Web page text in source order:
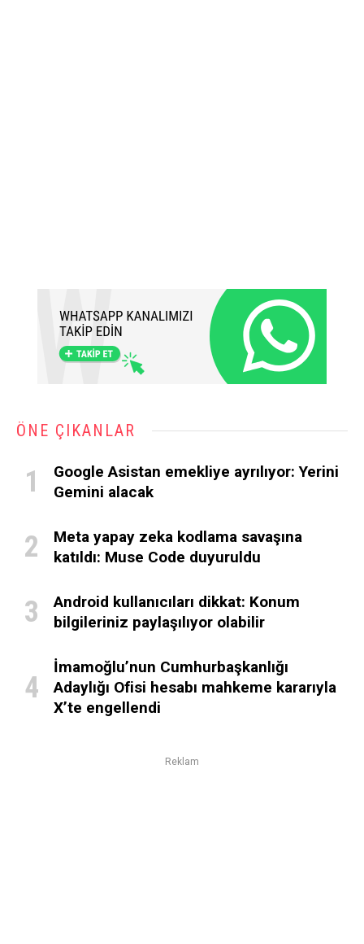
ÖNE ÇIKANLAR
Google Asistan emekliye ayrılıyor: Yerini
Gemini alacak
Meta yapay zeka kodlama savaşına
katıldı: Muse Code duyuruldu
Android kullanıcıları dikkat: Konum
bilgileriniz paylaşılıyor olabilir
İmamoğlu’nun Cumhurbaşkanlığı
Adaylığı Ofisi hesabı mahkeme kararıyla
X’te engellendi
Reklam